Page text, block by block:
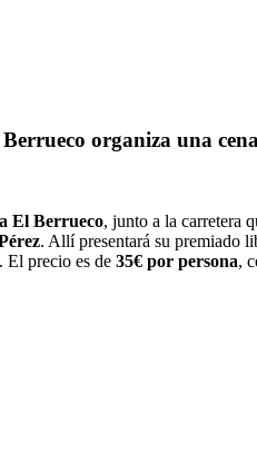
organiza una
El Berrueco, junto a la carretera
. Allí presentará su premiado
. El precio es de 35€ por persona,